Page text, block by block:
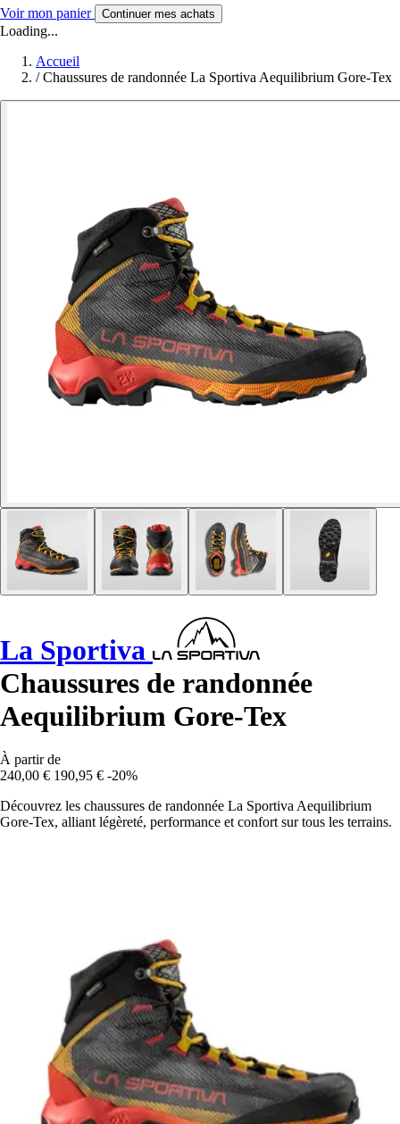
Voir mon panier Continuer mes achats
Loading...
Accueil
/ Chaussures de randonnée La Sportiva Aequilibrium Gore-Tex
La Sportiva
Chaussures de randonnée
Aequilibrium Gore-Tex
À partir de
240,00 € 190,95 € -20%
Découvrez les chaussures de randonnée La Sportiva Aequilibrium
Gore-Tex, alliant légèreté, performance et confort sur tous les terrains.